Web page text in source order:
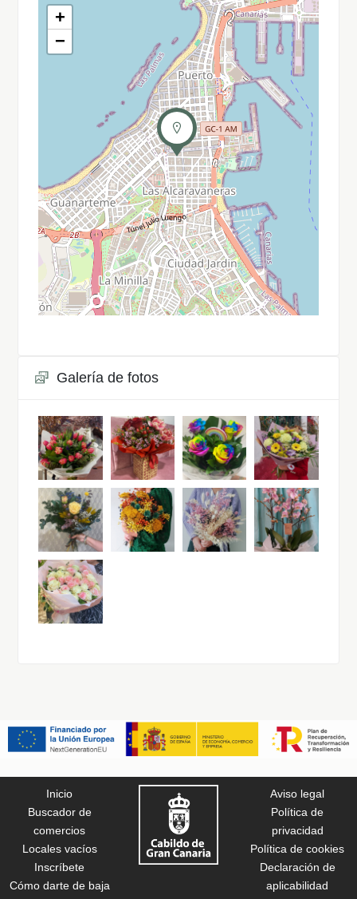
+
−
Galería de fotos
Inicio
Buscador de
comercios
Locales vacíos
Inscríbete
Cómo darte de baja
Aviso legal
Política de
privacidad
Política de cookies
Declaración de
aplicabilidad